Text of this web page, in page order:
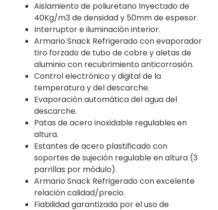
Aislamiento de poliuretano Inyectado de
40Kg/m3 de densidad y 50mm de espesor.
Interruptor e iluminación interior.
Armario Snack Refrigerado con evaporador
tiro forzado de tubo de cobre y aletas de
aluminio con recubrimiento anticorrosión.
Control electrónico y digital de la
temperatura y del descarche.
Evaporación automática del agua del
descarche.
Patas de acero inoxidable regulables en
altura.
Estantes de acero plastificado con
soportes de sujeción regulable en altura (3
parrillas por módulo).
Armario Snack Refrigerado con excelente
relación calidad/precio.
Fiabilidad garantizada por el uso de